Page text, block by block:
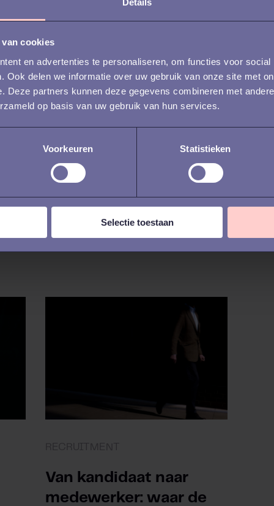
cookies
en advertenties te personaliseren, om functies voor
Ook delen we informatie over uw gebruik van onze site met
Deze partners kunnen deze gegevens combineren met
op basis van uw gebruik van hun services.
Voorkeuren Statistieken
Selectie toestaan
RECRUITMENT / DIGITALE
REFERENTIECHECKS
Gevoel versus data:
hoe je objectievere
wervingsbeslissinge
n neemt
Van kandidaat naar
medewerker: waar de